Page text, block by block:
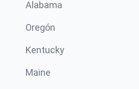
Alabama
Oregón
Kentucky
Maine